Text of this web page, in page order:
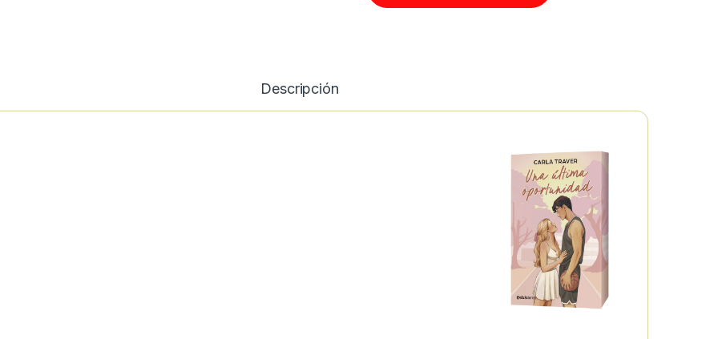
Descripción